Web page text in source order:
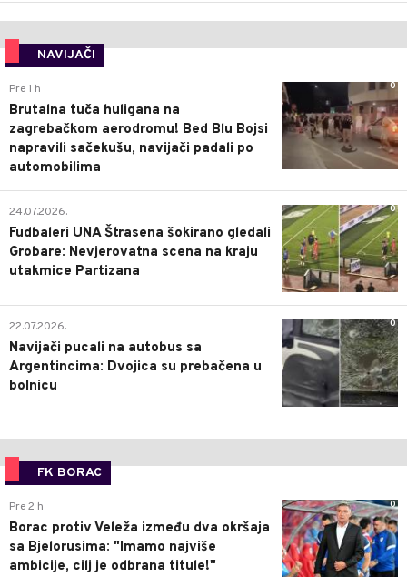
NAVIJAČI
0
Pre 1 h
Brutalna tuča huligana na
zagrebačkom aerodromu! Bed Blu Bojsi
napravili sačekušu, navijači padali po
automobilima
0
24.07.2026.
Fudbaleri UNA Štrasena šokirano gledali
Grobare: Nevjerovatna scena na kraju
utakmice Partizana
0
22.07.2026.
Navijači pucali na autobus sa
Argentincima: Dvojica su prebačena u
bolnicu
FK BORAC
0
Pre 2 h
Borac protiv Veleža između dva okršaja
sa Bjelorusima: "Imamo najviše
ambicije, cilj je odbrana titule!"